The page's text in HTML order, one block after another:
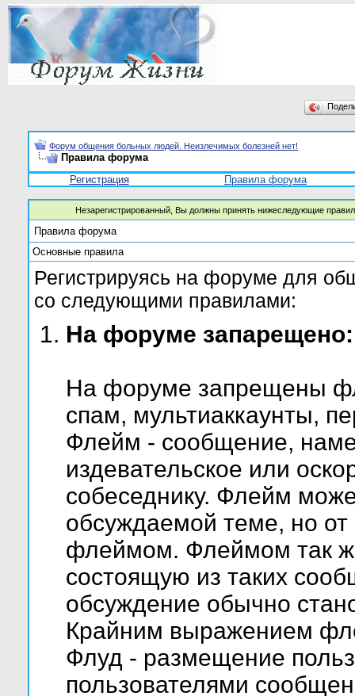
Форум общения больных людей. Неизлечимых болезней нет!
Правила форума
Регистрация
Правила форума
Незарегистрированный, Вы должны принять нижеследующие
Правила форума
Основные правила
Регистрируясь на форуме для
со следующими правилами:
На форуме запарещено:
На форуме запрещены
спам, мультиаккаунты,
Флейм - сообщение,
издевательское или
собеседнику. Флейм
обсуждаемой теме, но от
флеймом. Флеймом так
состоящую из таких
обсуждение обычно
Крайним выражением
Флуд - размещение
пользователями